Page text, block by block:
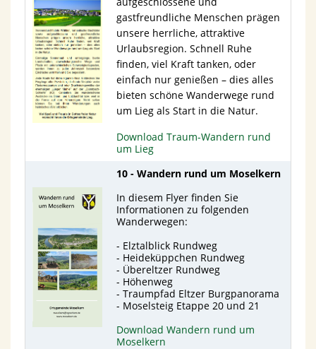
gastfreundliche Menschen prägen
unsere herrliche, attraktive
Urlaubsregion. Schnell Ruhe
finden, viel Kraft tanken, oder
einfach nur genießen – dies alles
bieten schöne Wanderwege rund
um Lieg als Start in die Natur.
Download Traum-Wandern rund
um Lieg
10 - Wandern rund um Moselkern
In diesem Flyer finden Sie
Informationen zu folgenden
Wanderwegen:
- Elztalblick Rundweg
- Heideküppchen Rundweg
- Übereltzer Rundweg
- Höhenweg
- Traumpfad Eltzer Burgpanorama
- Moselsteig Etappe 20 und 21
Download Wandern rund um
Moselkern